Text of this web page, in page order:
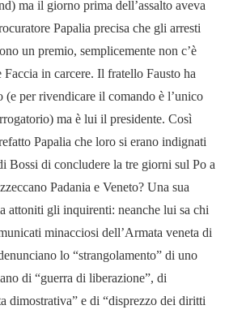
ma il giorno prima dell’assalto aveva
Papalia precisa che gli arresti
un premio, semplicemente non c’è
Faccia in carcere. Il fratello Fausto ha
(e per rivendicare il comando è l’unico
ma è lui il presidente. Così
Papalia che loro si erano indignati
Bossi di concludere la tre giorni sul Po a
Padania e Veneto? Una sua
attoniti gli inquirenti: neanche lui sa chi
minacciosi dell’Armata veneta di
lo “strangolamento” di uno
di “guerra di liberazione”, di
dimostrativa” e di “disprezzo dei diritti